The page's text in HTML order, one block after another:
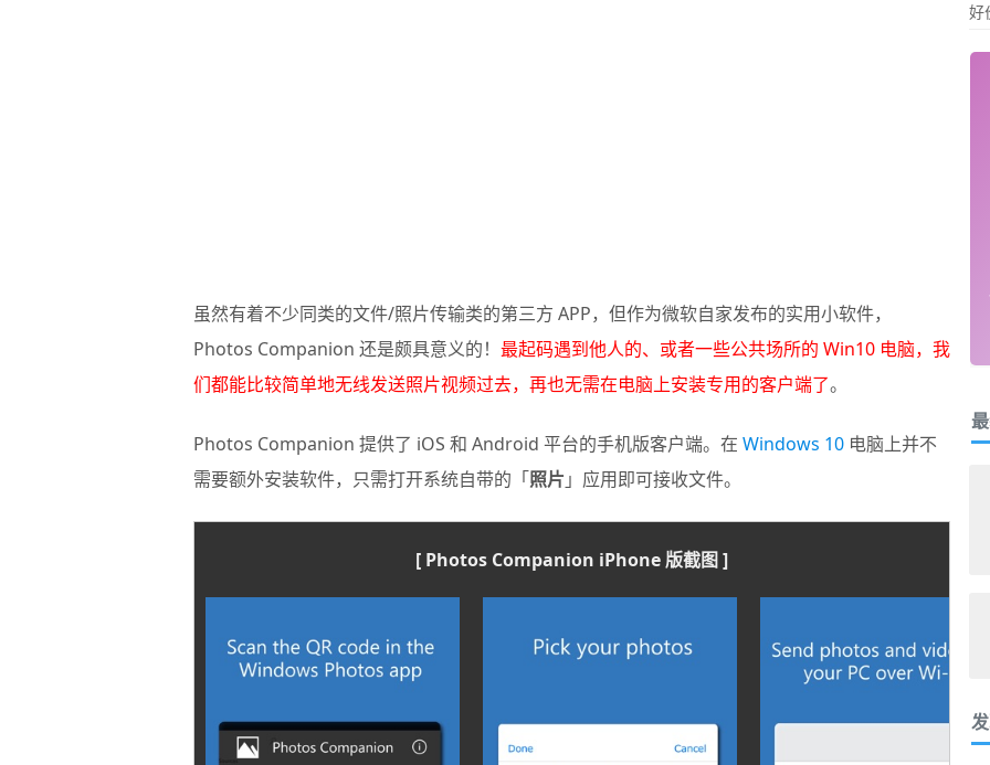
虽然有着不少同类的文件/照片传输类的第三方 APP，但作为微软自家发布的实用小软件，
Photos Companion 还是颇具意义的！ 最起码遇到他人的、或者一些公共场所的 Win10 电脑，我
们都能比较简单地无线发送照片视频过去，再也无需在电脑上安装专用的客户端了。
Photos Companion 提供了 iOS 和 Android 平台的手机版客户端。在 Windows 10电脑上并不
需要额外安装软件，只需打开系统自带的「照片 」应用即可接收文件。
[ Photos Companion iPhone 版截图 ]
好